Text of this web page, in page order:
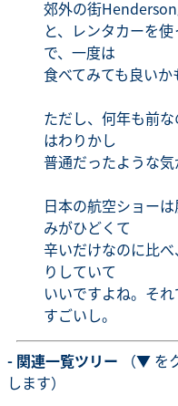
郊外の街
と、レンタカーを
で、一度は
食べてみても良いか
ただし、何年も前
はわりかし
普通だったような気
日本の航空ショー
みがひどくて
辛いだけなのに比
りしていて
いいですよね。そ
すごいし。
- 関連一覧ツリー （▼ を
します）